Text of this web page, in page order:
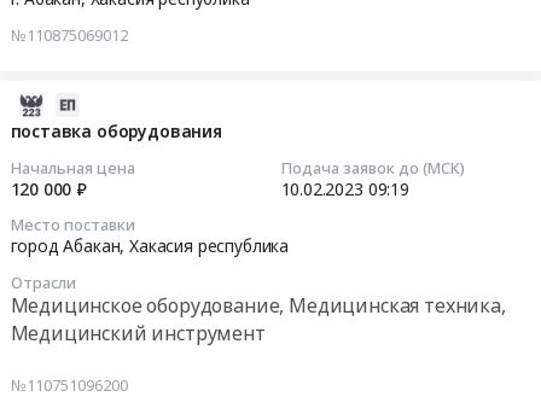
№110875069012
поставка оборудования
Начальная цена
120 000 ₽
Подача заявок до (МСК)
10.02.2023 09:19
Место поставки
город Абакан,Хакасия республика
Отрасли
Медицинское оборудование, Медицинская техника,
Медицинский инструмент
№110751096200